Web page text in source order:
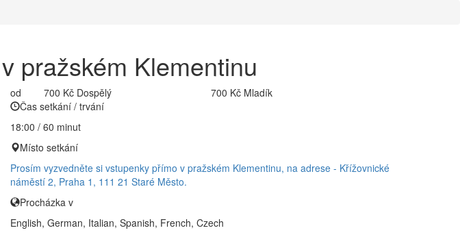
pražském Klementinu
od 700 Kč Dospělý 700 Kč Mladík
Čas setkání / trvání
18:00 / 60 minut
Místo setkání
Prosím vyzvedněte si vstupenky přímo v pražském Klementinu, na adrese - Křížovnické
náměstí 2, Praha 1, 111 21 Staré Město.
Procházka v
English, German, Italian, Spanish, French, Czech